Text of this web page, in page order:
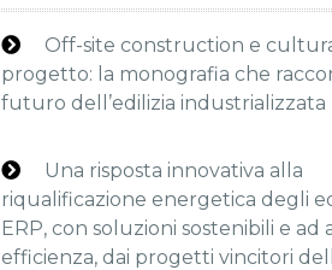
Off-site construction e
progetto: la monografia che
futuro dell’edilizia industrializzata
Una risposta innovativa alla
riqualificazione energetica degli
ERP, con soluzioni sostenibili e ad
efficienza, dai progetti vincitori